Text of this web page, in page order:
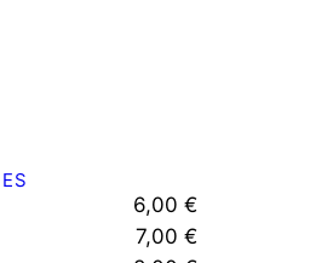
ES
6,00 €
7,00 €